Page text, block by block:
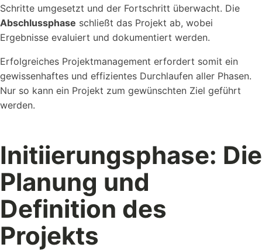
Wer sind wir?
Kreativ.
Schritte umgesetzt und der Fortschritt überwacht. Die
Abschlussphase schließt das Projekt ab, wobei
Ergebnisse evaluiert und dokumentiert werden.
Erfolgreiches Projektmanagement erfordert somit ein
gewissenhaftes und effizientes Durchlaufen aller Phasen.
Nur so kann ein Projekt zum gewünschten Ziel geführt
werden.
Initiierungsphase: Die
Planung und
Definition des
Projekts